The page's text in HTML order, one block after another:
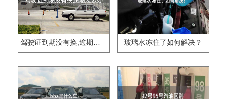
驾驶证到期没有换,逾期怎么办?? 玻璃水冻住了如何解决？